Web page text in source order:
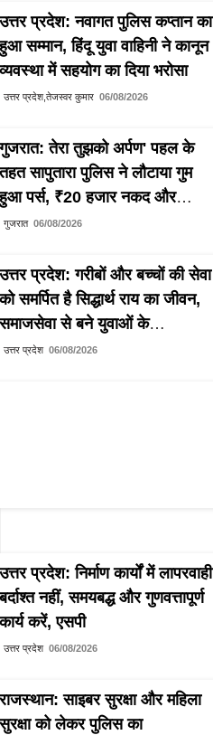
उत्तर प्रदेश: नवागत पुलिस कप्तान का
हुआ सम्मान, हिंदू युवा वाहिनी ने कानून
व्यवस्था में सहयोग का दिया भरोसा
उत्तर प्रदेश,तेजस्वर कुमार 06/08/2026
गुजरात: तेरा तुझको अर्पण' पहल के
तहत सापुतारा पुलिस ने लौटाया गुम
हुआ पर्स, ₹20 हजार नकद और
दस्तावेज सुरक्षित मिले
गुजरात 06/08/2026
उत्तर प्रदेश: गरीबों और बच्चों की सेवा
को समर्पित है सिद्धार्थ राय का जीवन,
समाजसेवा से बने युवाओं के
प्रेरणास्रोत
उत्तर प्रदेश 06/08/2026
उत्तर प्रदेश: निर्माण कार्यों में लापरवाही
बर्दाश्त नहीं, समयबद्ध और गुणवत्तापूर्ण
कार्य करें, एसपी
उत्तर प्रदेश 06/08/2026
राजस्थान: साइबर सुरक्षा और महिला
सुरक्षा को लेकर पुलिस का